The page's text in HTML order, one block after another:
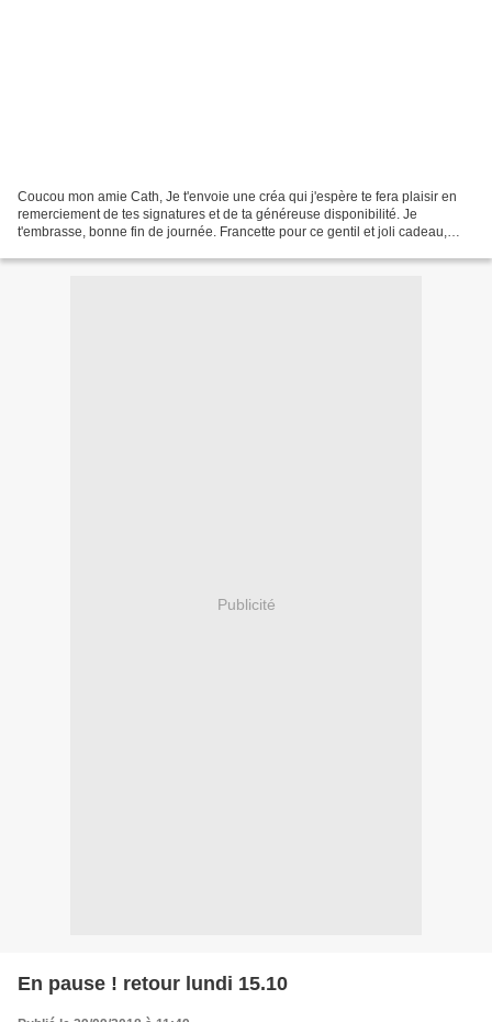
Coucou mon amie Cath, Je t'envoie une créa qui j'espère te fera plaisir en
remerciement de tes signatures et de ta généreuse disponibilité. Je
t'embrasse, bonne fin de journée. Francette pour ce gentil et joli cadeau,
Publicité
En pause ! retour lundi 15.10